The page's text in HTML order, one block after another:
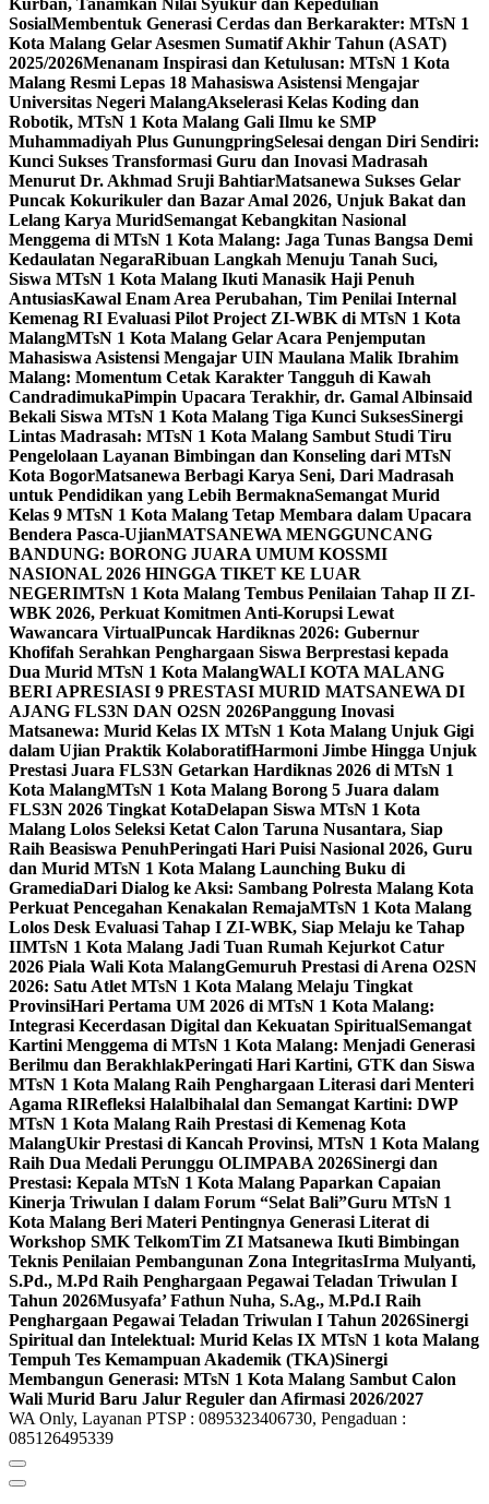
Kurban, Tanamkan Nilai Syukur dan Kepedulian
SosialMembentuk Generasi Cerdas dan Berkarakter: MTsN 1
Kota Malang Gelar Asesmen Sumatif Akhir Tahun (ASAT)
2025/2026Menanam Inspirasi dan Ketulusan: MTsN 1 Kota
Malang Resmi Lepas 18 Mahasiswa Asistensi Mengajar
Universitas Negeri MalangAkselerasi Kelas Koding dan
Robotik, MTsN 1 Kota Malang Gali Ilmu ke SMP
Muhammadiyah Plus GunungpringSelesai dengan Diri Sendiri:
Kunci Sukses Transformasi Guru dan Inovasi Madrasah
Menurut Dr. Akhmad Sruji BahtiarMatsanewa Sukses Gelar
Puncak Kokurikuler dan Bazar Amal 2026, Unjuk Bakat dan
Lelang Karya MuridSemangat Kebangkitan Nasional
Menggema di MTsN 1 Kota Malang: Jaga Tunas Bangsa Demi
Kedaulatan NegaraRibuan Langkah Menuju Tanah Suci,
Siswa MTsN 1 Kota Malang Ikuti Manasik Haji Penuh
AntusiasKawal Enam Area Perubahan, Tim Penilai Internal
Kemenag RI Evaluasi Pilot Project ZI-WBK di MTsN 1 Kota
MalangMTsN 1 Kota Malang Gelar Acara Penjemputan
Mahasiswa Asistensi Mengajar UIN Maulana Malik Ibrahim
Malang: Momentum Cetak Karakter Tangguh di Kawah
CandradimukaPimpin Upacara Terakhir, dr. Gamal Albinsaid
Bekali Siswa MTsN 1 Kota Malang Tiga Kunci SuksesSinergi
Lintas Madrasah: MTsN 1 Kota Malang Sambut Studi Tiru
Pengelolaan Layanan Bimbingan dan Konseling dari MTsN
Kota BogorMatsanewa Berbagi Karya Seni, Dari Madrasah
untuk Pendidikan yang Lebih BermaknaSemangat Murid
Kelas 9 MTsN 1 Kota Malang Tetap Membara dalam Upacara
Bendera Pasca-UjianMATSANEWA MENGGUNCANG
BANDUNG: BORONG JUARA UMUM KOSSMI
NASIONAL 2026 HINGGA TIKET KE LUAR
NEGERIMTsN 1 Kota Malang Tembus Penilaian Tahap II ZI-
WBK 2026, Perkuat Komitmen Anti-Korupsi Lewat
Wawancara VirtualPuncak Hardiknas 2026: Gubernur
Khofifah Serahkan Penghargaan Siswa Berprestasi kepada
Dua Murid MTsN 1 Kota MalangWALI KOTA MALANG
BERI APRESIASI 9 PRESTASI MURID MATSANEWA DI
AJANG FLS3N DAN O2SN 2026Panggung Inovasi
Matsanewa: Murid Kelas IX MTsN 1 Kota Malang Unjuk Gigi
dalam Ujian Praktik KolaboratifHarmoni Jimbe Hingga Unjuk
Prestasi Juara FLS3N Getarkan Hardiknas 2026 di MTsN 1
Kota MalangMTsN 1 Kota Malang Borong 5 Juara dalam
FLS3N 2026 Tingkat KotaDelapan Siswa MTsN 1 Kota
Malang Lolos Seleksi Ketat Calon Taruna Nusantara, Siap
Raih Beasiswa PenuhPeringati Hari Puisi Nasional 2026, Guru
dan Murid MTsN 1 Kota Malang Launching Buku di
GramediaDari Dialog ke Aksi: Sambang Polresta Malang Kota
Perkuat Pencegahan Kenakalan RemajaMTsN 1 Kota Malang
Lolos Desk Evaluasi Tahap I ZI-WBK, Siap Melaju ke Tahap
IIMTsN 1 Kota Malang Jadi Tuan Rumah Kejurkot Catur
2026 Piala Wali Kota MalangGemuruh Prestasi di Arena O2SN
2026: Satu Atlet MTsN 1 Kota Malang Melaju Tingkat
ProvinsiHari Pertama UM 2026 di MTsN 1 Kota Malang:
Integrasi Kecerdasan Digital dan Kekuatan SpiritualSemangat
Kartini Menggema di MTsN 1 Kota Malang: Menjadi Generasi
Berilmu dan BerakhlakPeringati Hari Kartini, GTK dan Siswa
MTsN 1 Kota Malang Raih Penghargaan Literasi dari Menteri
Agama RIRefleksi Halalbihalal dan Semangat Kartini: DWP
MTsN 1 Kota Malang Raih Prestasi di Kemenag Kota
MalangUkir Prestasi di Kancah Provinsi, MTsN 1 Kota Malang
Raih Dua Medali Perunggu OLIMPABA 2026Sinergi dan
Prestasi: Kepala MTsN 1 Kota Malang Paparkan Capaian
Kinerja Triwulan I dalam Forum “Selat Bali”Guru MTsN 1
Kota Malang Beri Materi Pentingnya Generasi Literat di
Workshop SMK TelkomTim ZI Matsanewa Ikuti Bimbingan
Teknis Penilaian Pembangunan Zona IntegritasIrma Mulyanti,
S.Pd., M.Pd Raih Penghargaan Pegawai Teladan Triwulan I
Tahun 2026Musyafa’ Fathun Nuha, S.Ag., M.Pd.I Raih
Penghargaan Pegawai Teladan Triwulan I Tahun 2026Sinergi
Spiritual dan Intelektual: Murid Kelas IX MTsN 1 kota Malang
Tempuh Tes Kemampuan Akademik (TKA)Sinergi
Membangun Generasi: MTsN 1 Kota Malang Sambut Calon
Wali Murid Baru Jalur Reguler dan Afirmasi 2026/2027
WA Only, Layanan PTSP : 0895323406730, Pengaduan :
085126495339